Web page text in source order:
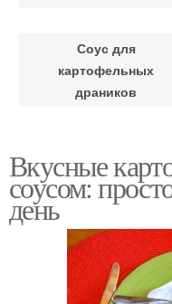
Соус для
картофельных
драников
Соус к драникам
Вкусные драники
Вкусные
соусом:
день